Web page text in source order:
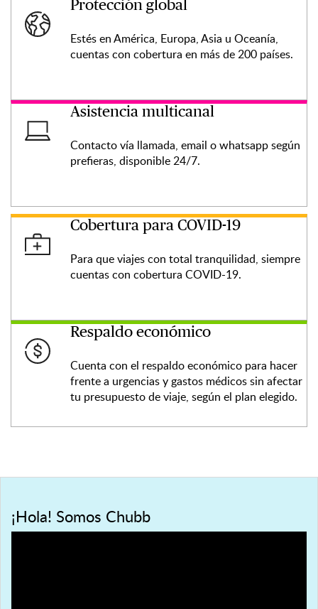
Protección global
Estés en América, Europa, Asia u Oceanía,
cuentas con cobertura en más de 200 países.
Asistencia multicanal
Contacto vía llamada, email o whatsapp según
prefieras, disponible 24/7.
Cobertura para COVID-19
Para que viajes con total tranquilidad, siempre
cuentas con cobertura COVID-19.
Respaldo económico
Cuenta con el respaldo económico para hacer
frente a urgencias y gastos médicos sin afectar
tu presupuesto de viaje, según el plan elegido.
¡Hola! Somos Chubb